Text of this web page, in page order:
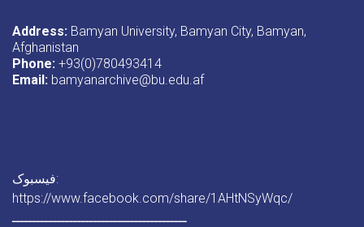
Address: Bamyan University, Bamyan City, Bamyan,
Afghanistan
Phone: +93(0)780493414
Email: bamyanarchive@bu.edu.af
فیسبوک:
https://www.facebook.com/share/1AHtNSyWqc/
ـــــــــــــــــــــــــــــــــــــــــــ